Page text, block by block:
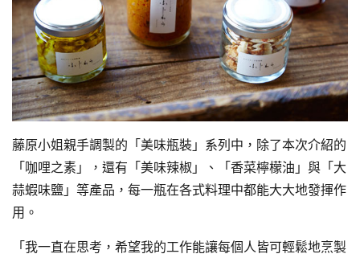
藤原小姐親手調製的「美味瓶裝」系列中，除了本次介紹的
「咖哩之素」，還有「美味辣椒」、「香菜檸檬油」與「大
蒜蝦味鹽」等產品，每一瓶在各式料理中都能大大地發揮作
用。
「我一直在思考，希望我的工作能讓每個人皆可輕鬆地烹製